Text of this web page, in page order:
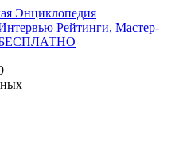
Энциклопедия
Рейтинги, Мастер-
БЕСПЛАТНО